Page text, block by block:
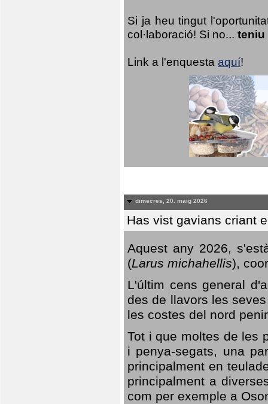
Si ja heu tingut
col·laboració! Si no... teniu
Link a l'enquesta aquí!
dimecres, 20. maig 2026
Has vist gavians criant
Aquest any 2026,
(Larus michahellis),
L'últim cens general
des de llavors les
les costes del nord
Tot i que moltes de les
i penya-segats, una
principalment en
principalment a
com per exemple a